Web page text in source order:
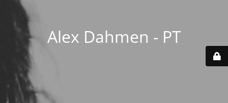
Alex Dahmen - PT